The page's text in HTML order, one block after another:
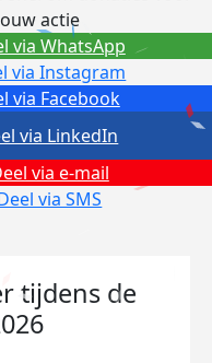
actie
via Facebook
via Instagram
via e-mail
via SMS
via LinkedIn
via WhatsApp
tijdens de